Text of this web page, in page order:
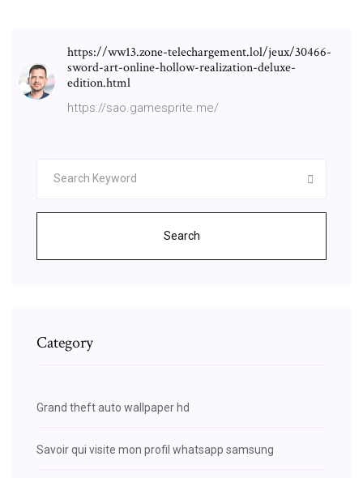
https://ww13.zone-telechargement.lol/jeux/30466-
sword-art-online-hollow-realization-deluxe-
edition.html
https://sao.gamesprite.me/
Search
Category
Grand theft auto wallpaper hd
Savoir qui visite mon profil whatsapp samsung